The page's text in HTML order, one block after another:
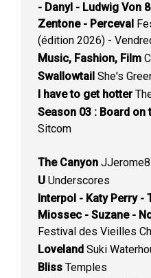
- Danyl - Ludwig Von
Zentone - Perceval
(édition 2026) -
Music, Fashion, Film
Swallowtail She's
I have to get hotter
Season 03 : Board on
Sitcom
The Canyon
U Underscores
Interpol - Katy Perry -
Miossec - Suzane -
Festival des Vieilles
Loveland Suki
Bliss Temples